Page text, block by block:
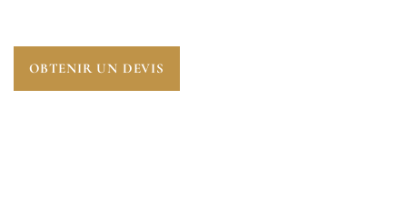
OBTENIR UN DEVIS